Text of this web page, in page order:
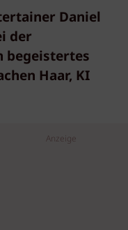
Daniel
der
begeistertes
Haar, KI
Anzeige